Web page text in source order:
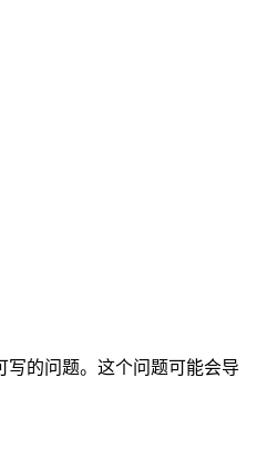
写的问题。这个问题可能会导